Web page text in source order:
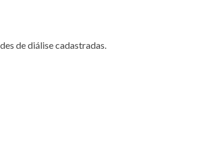
de diálise cadastradas.